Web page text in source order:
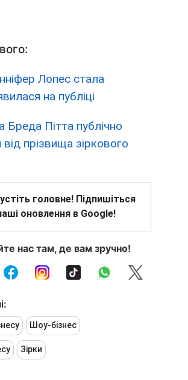
Лопес стала
на публіці
Бреда Пітта публічно
прізвища зіркового
головне! Підпишіться
оновлення в Google!
нас там, де вам зручно!
Шоу-бізнес
Зірки